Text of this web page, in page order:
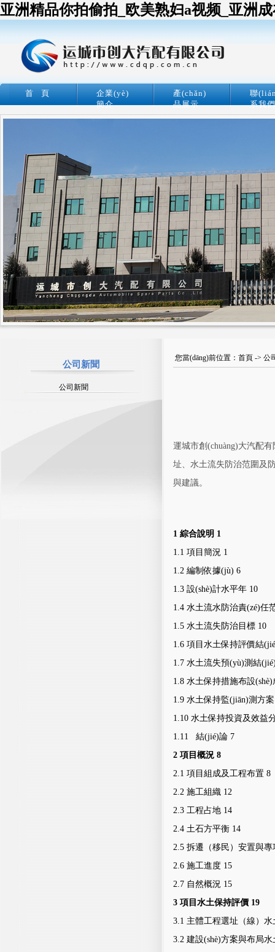
亚洲精品你拍偷拍_欧美熟妇a视频_亚洲
首 頁
企業(yè)
簡介
產(chǎn)
品展示
聯
系我們
公司新聞
公司新聞
您當(dāng)前位置： 首頁 -> 公
運城市創(chuàng)大汽配有
址、水土流失防治范圍及
與建議。
1 綜合說明 1
1.1 項目簡況 1
1.2 編制依據(jù) 6
1.3 設(shè)計水平年 10
1.4 水土流水防治責(zé)任
1.5 水土流失防治目標 10
1.6 項目水土保持評價結
1.7 水土流失預(yù)測結
1.8 水土保持措施布設(shè)
1.9 水土保持監(jiān)測方案
1.10 水土保持投資及效益
1.11 結(jié)論 7
2 項目概況 8
2.1 項目組成及工程布置 8
2.2 施工組織 12
2.3 工程占地 14
2.4 土石方平衡 14
2.5 拆遷（移民）安置與專
2.6 施工進度 15
2.7 自然概況 15
3 項目水土保持評價 19
3.1 主體工程選址（線）
3.2 建設(shè)方案與布局